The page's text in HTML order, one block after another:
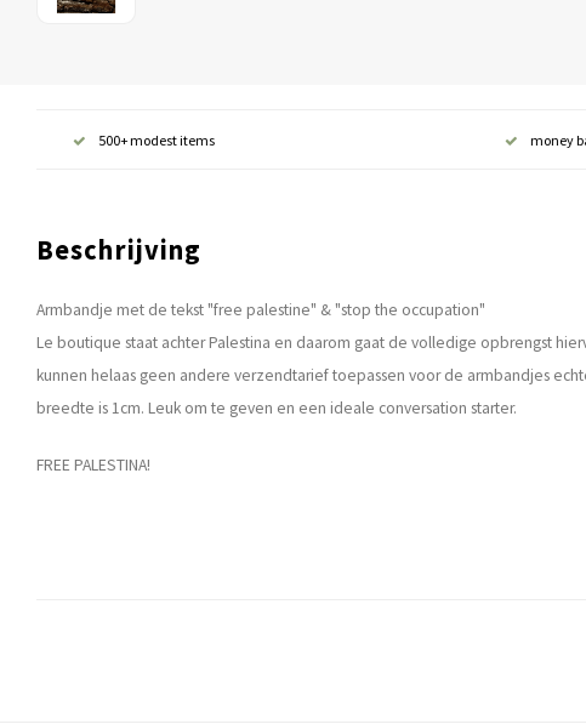
500+ modest items money
Beschrijving
Armbandje met de tekst "free palestine" & "stop the occupation"
Le boutique staat achter Palestina en daarom gaat de volledige opbrengst
kunnen helaas geen andere verzendtarief toepassen voor de armbandjes
breedte is 1cm. Leuk om te geven en een ideale conversation starter.
FREE PALESTINA!